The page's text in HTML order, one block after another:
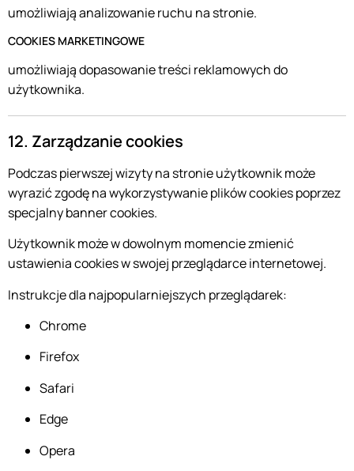
umożliwiają analizowanie ruchu na stronie.
COOKIES MARKETINGOWE
umożliwiają dopasowanie treści reklamowych do
użytkownika.
12. Zarządzanie cookies
Podczas pierwszej wizyty na stronie użytkownik może
wyrazić zgodę na wykorzystywanie plików cookies poprzez
specjalny banner cookies.
Użytkownik może w dowolnym momencie zmienić
ustawienia cookies w swojej przeglądarce internetowej.
Instrukcje dla najpopularniejszych przeglądarek:
Chrome
Firefox
Safari
Edge
Opera